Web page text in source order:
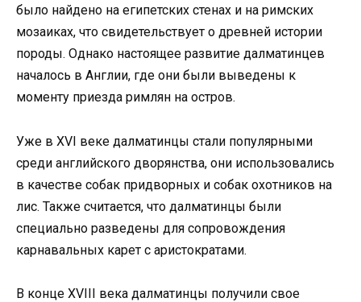
было найдено на египетских стенах и на римских
мозаиках, что свидетельствует о древней истории
породы. Однако настоящее развитие далматинцев
началось в Англии, где они были выведены к
моменту приезда римлян на остров.
Уже в XVI веке далматинцы стали популярными
среди английского дворянства, они использовались
в качестве собак придворных и собак охотников на
лис. Также считается, что далматинцы были
специально разведены для сопровождения
карнавальных карет с аристократами.
В конце XVIII века далматинцы получили свое